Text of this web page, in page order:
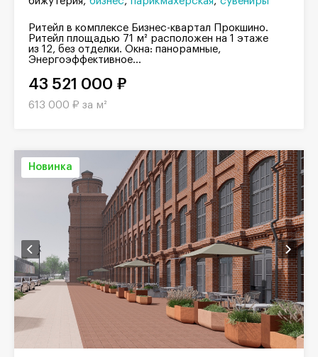
Ритейл в комплексе Бизнес-квартал Прокшино.
Ритейл площадью 71 м² расположен на 1 этаже
из 12, без отделки. Окна: панорамные,
Энергоэффективное...
43 521 000 ₽
613 000 ₽ за м²
Новинка